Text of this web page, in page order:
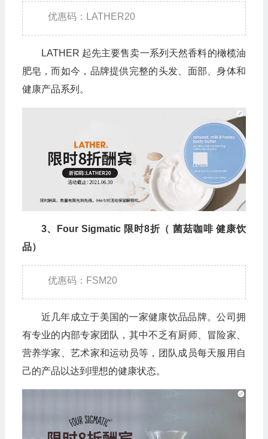
优惠码：LATHER20
LATHER 起先主要售卖一系列天然香料的橄榄油
肥皂，而如今，品牌提供完整的头发、面部、身体和
健康产品系列。
3、Four Sigmatic 限时8折（ 菌菇咖啡 健康饮
品）
优惠码：FSM20
近几年成立于美国的一家健康饮品品牌。公司拥
有专业的内部专家团队，其中不乏有厨师、冒险家、
营养学家、艺术家和运动员等，团队成员每天服用自
己的产品以达到理想的健康状态。